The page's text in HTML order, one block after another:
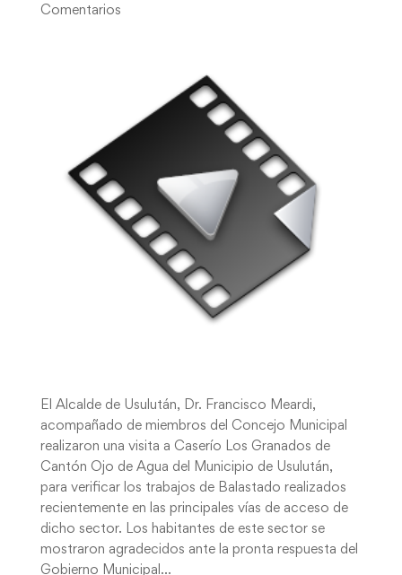
Comentarios
El Alcalde de Usulután, Dr. Francisco Meardi,
acompañado de miembros del Concejo Municipal
realizaron una visita a Caserío Los Granados de
Cantón Ojo de Agua del Municipio de Usulután,
para verificar los trabajos de Balastado realizados
recientemente en las principales vías de acceso de
dicho sector. Los habitantes de este sector se
mostraron agradecidos ante la pronta respuesta del
Gobierno Municipal…